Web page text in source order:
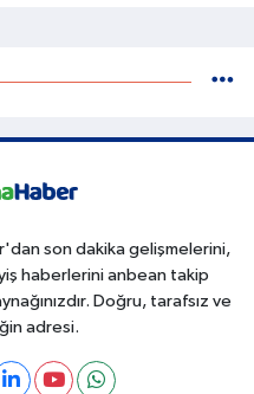
son dakika gelişmelerini,
haberlerini anbean takip
Doğru, tarafsız ve
adresi.